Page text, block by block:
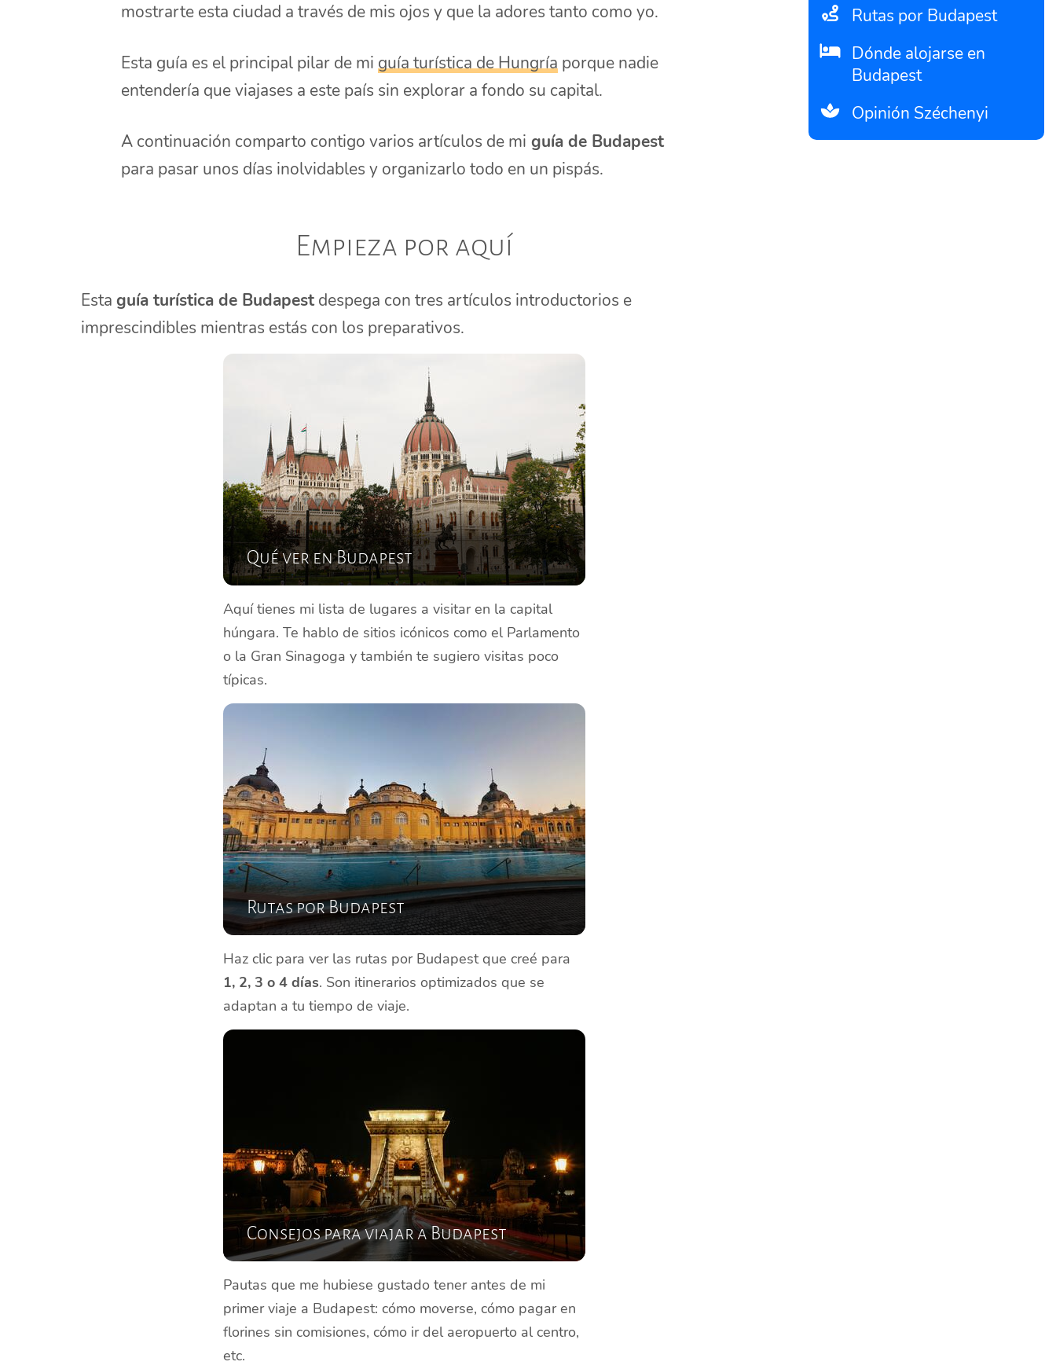
mostrarte esta ciudad a través de mis ojos y que la adores tanto como yo.
Esta guía es el principal pilar de miguía turística de Hungría porque nadie
entendería que viajases a este país sin explorar a fondo su capital.
A continuación comparto contigo varios artículos de mi guía de Budapest
para pasar unos días inolvidables y organizarlo todo en un pispás.
Empieza por aquí
Esta guía turística de Budapestdespega con tres artículos introductorios e
imprescindibles mientras estás con los preparativos.
Qué ver en Budapest
Aquí tienes mi lista de lugares a visitar en la capital
húngara. Te hablo de sitios icónicos como el Parlamento
o la Gran Sinagoga y también te sugiero visitas poco
típicas.
Rutas por Budapest
Haz clic para ver las rutas por Budapest que creé para
1, 2, 3 o 4 días. Son itinerarios optimizados que se
adaptan a tu tiempo de viaje.
Consejos para viajar a Budapest
Pautas que me hubiese gustado tener antes de mi
primer viaje a Budapest: cómo moverse, cómo pagar en
florines sin comisiones, cómo ir del aeropuerto al centro,
etc.
Rutas por Budapest
Dónde alojarse en
Budapest
Opinión Széchenyi